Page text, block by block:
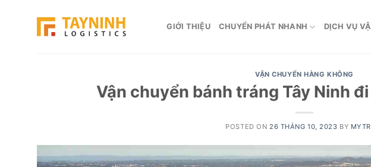
GIỚI THIỆU CHUYỂN PHÁT NHANH DỊCH VỤ
VẬN CHUYỂN HÀNG KHÔNG
Vận chuyển bánh tráng Tây Ninh
POSTED ON 26 THÁNG 10, 2023 BY